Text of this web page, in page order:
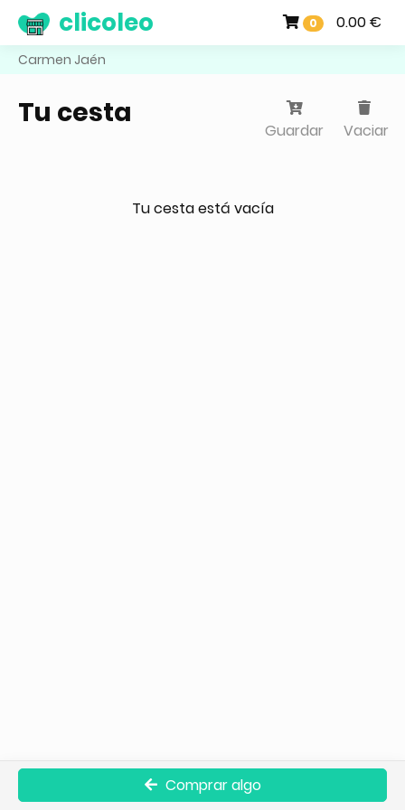
0 0.00 €
clicoleo
Carmen Jaén
Tu cesta
Guardar Vaciar
Tu cesta está vacía
Comprar algo